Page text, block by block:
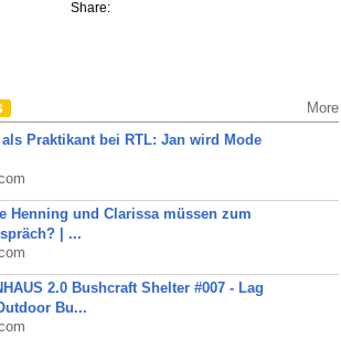
Share:
More
als Praktikant bei RTL: Jan wird Mode
Henning und Clarissa müssen zum
| ...
2.0 Bushcraft Shelter #007 - Lag
Bu...